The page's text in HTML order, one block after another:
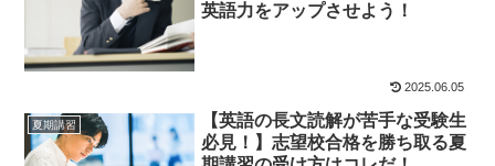
英語力をアップさせよう！
2025.06.05
夏期講習
【英語の長文読解が苦手な受験生
必見！】志望校合格を勝ち取る夏